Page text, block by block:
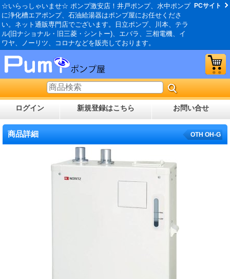
☆いらっしゃいませ☆ ポンプ激安店！井戸ポンプ、水中ポンプ
に浄化槽エアポンプ、石油給湯器はポンプ屋にお任せくださ
い。ネット通販専門店でございます。日立ポンプ、川本、テラ
ル(旧ナショナル・旧三菱・シントー)、エバラ、三相電機、イ
ワヤ、ノーリツ、コロナなどを販売しております。
PCサイト
ログイン 新規登録はこちら お問い合せ
商品詳細 OTH OH-G